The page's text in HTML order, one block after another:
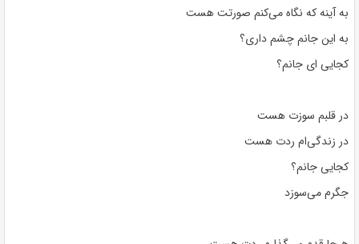
به آینه که نگاه می‌کنم صورتت هست
به این جانم چشم داری؟
کجایی ای جانم؟
در قلبم سوزت هست
در زندگی‌ام ردت هست
کجایی جانم؟
جگرم می‌سوزد